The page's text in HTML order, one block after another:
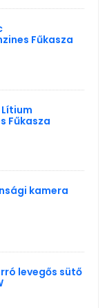
Fűkasza
Lítium
Fűkasza
kamera
levegős sütő